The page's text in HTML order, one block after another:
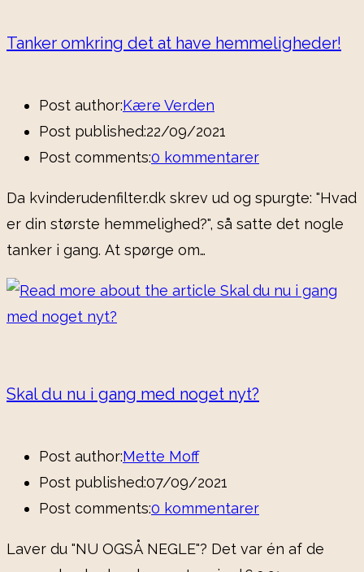
Tanker omkring det at have hemmeligheder!
Post author:Kære Verden
Post published:22/09/2021
Post comments:0 kommentarer
Da kvinderudenfilter.dk skrev ud og spurgte: "Hvad
er din største hemmelighed?", så satte det nogle
tanker i gang. At spørge om…
Skal du nu i gang med noget nyt?
Post author:Mette Moff
Post published:07/09/2021
Post comments:0 kommentarer
Laver du "NU OGSÅ NEGLE"? Det var én af de